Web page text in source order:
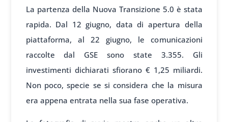
La partenza della Nuova Transizione 5.0 è stata
rapida. Dal 12 giugno, data di apertura della
piattaforma, al 22 giugno, le comunicazioni
raccolte dal GSE sono state 3.355. Gli
investimenti dichiarati sfiorano € 1,25 miliardi.
Non poco, specie se si considera che la misura
era appena entrata nella sua fase operativa.